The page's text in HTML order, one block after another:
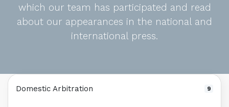
which our team has participated and read
about our appearances in the national and
international press.
Domestic Arbitration 9